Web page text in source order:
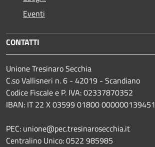
Eventi
CONTATTI
Unione Tresinaro Secchia
C.so Vallisneri n. 6 - 42019 - Scandiano
Codice Fiscale e P. IVA: 02337870352
IBAN: IT 22 X 03599 01800 000000139451
PEC: unione@pec.tresinarosecchia.it
Centralino Unico: 0522 985985